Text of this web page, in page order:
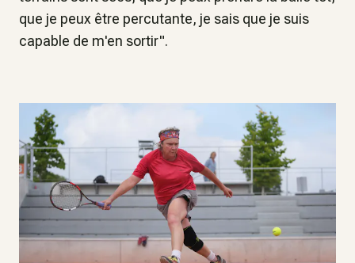
que je peux être percutante, je sais que je suis
capable de m'en sortir".